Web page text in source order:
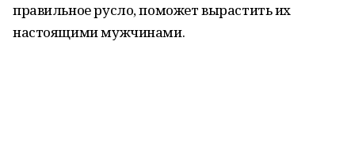
правильное русло, поможет вырастить их
настоящими мужчинами.